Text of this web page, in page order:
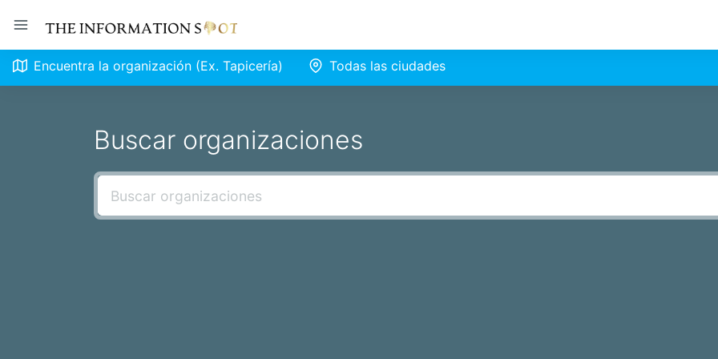
Encuentra la organización (Ex. Tapicería) Todas las ciudades
Buscar organizaciones